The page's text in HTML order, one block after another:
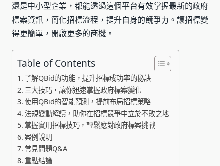
還是中小型企業，都能透過這個平台有效掌握最新的政府
標案資訊，簡化招標流程，提升自身的競爭力。讓招標變
得更簡單，開啟更多的商機。
Table of Contents
了解QBid的功能，提升招標成功率的秘訣
三大技巧，讓你迅速掌握政府標案變化
使用QBid的智能預測，提前布局招標策略
法規變動解讀，助你在招標競爭中立於不敗之地
掌握實用招標技巧，輕鬆應對政府標案挑戰
案例說明
常見問題Q&A
重點結論